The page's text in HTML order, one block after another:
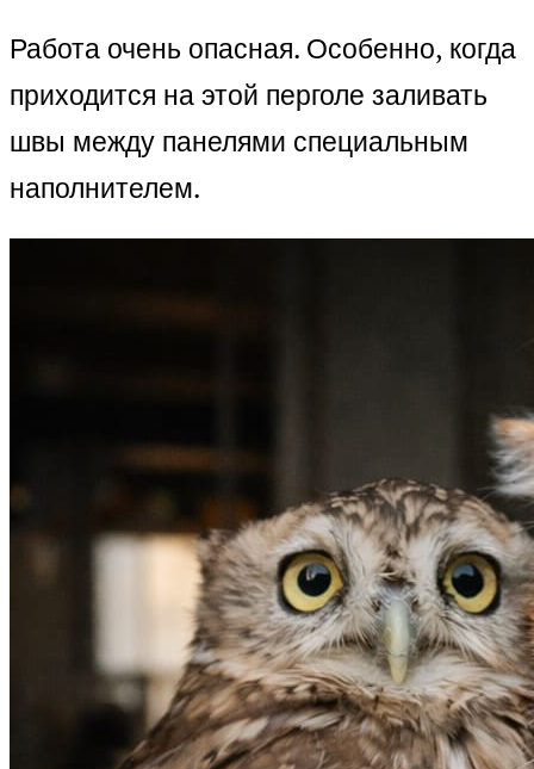
Работа очень опасная. Особенно, когда
приходится на этой перголе заливать
швы между панелями специальным
наполнителем.